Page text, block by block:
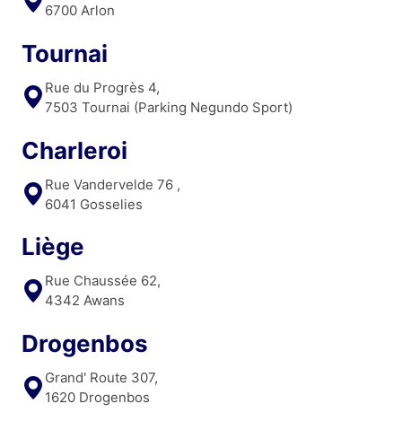
6700 Arlon
Tournai
Rue du Progrès 4,
7503 Tournai (Parking Negundo Sport)
Charleroi
Rue Vandervelde 76 ,
6041 Gosselies
Liège
Rue Chaussée 62,
4342 Awans
Drogenbos
Grand' Route 307,
1620 Drogenbos